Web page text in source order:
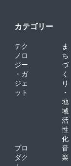
カテゴリー
テク
ノロ
ジー
・ガ
ジェ
ット
ま
ち
づ
く
り
・
地
域
活
性
化
プロ
ダク
音
楽